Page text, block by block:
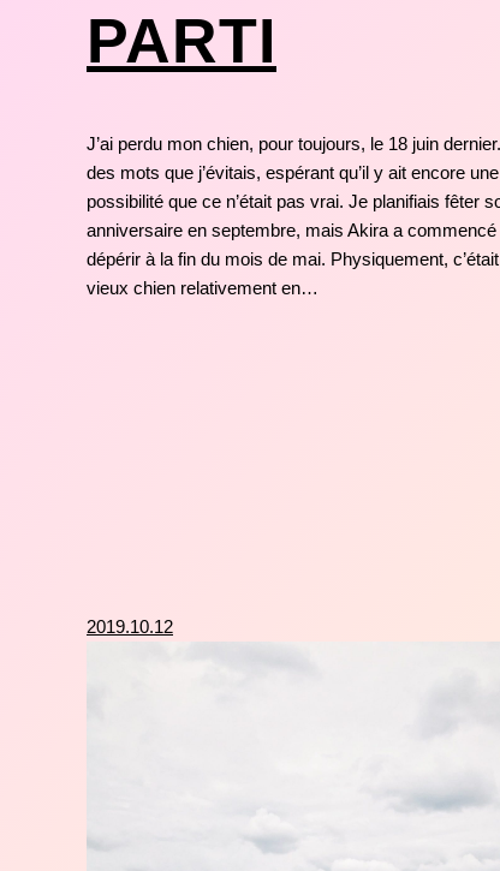
PARTI
J’ai perdu mon chien, pour toujours, le 18 juin
des mots que j’évitais, espérant qu’il y ait encore une
possibilité que ce n’était pas vrai. Je planifiais fêter
anniversaire en septembre, mais Akira a commencé
dépérir à la fin du mois de mai. Physiquement,
vieux chien relativement en…
2019.10.12